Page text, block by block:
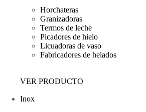
Horchateras
Granizadoras
Termos de leche
Picadores de hielo
Licuadoras de vaso
Fabricadores de helados
VER PRODUCTO
Inox